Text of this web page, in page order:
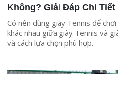
Không? Giải Đáp Chi Tiết
Có nên dùng giày Tennis để
khác nhau giữa giày Tennis và
và cách lựa chọn phù hợp.